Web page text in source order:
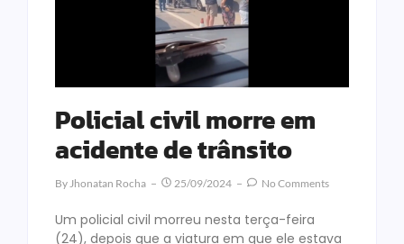
Policial civil morre em
acidente de trânsito
ByJhonatan Rocha 25/09/2024 No Comments
Um policial civil morreu nesta terça-feira
(24), depois que a viatura em que ele estava